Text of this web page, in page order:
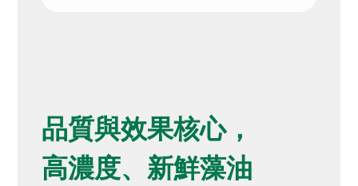
品質與效果核心，
高濃度、新鮮藻油